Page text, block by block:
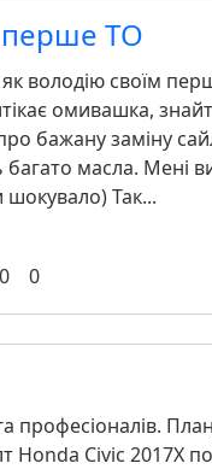
перше ТО
володію своїм
омивашка,
бажану заміну
багато масла. Мені
шокувало) Так...
0 0
професіоналів.
Civic 2017X